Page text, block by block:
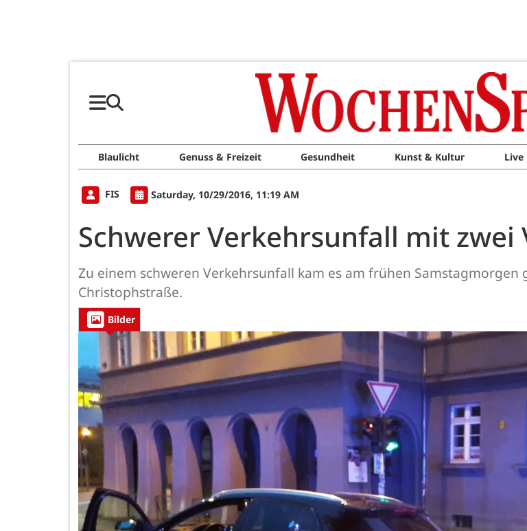
Blaulicht Genuss & Freizeit Gesundheit Kunst & Kultur Live
FIS Saturday, 10/29/2016, 11:19 AM
Schwerer Verkehrsunfall mit zwei
Zu einem schweren Verkehrsunfall kam es am frühen
Christophstraße.
Bilder